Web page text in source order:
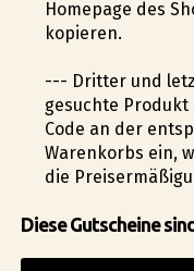
Homepage des
kopieren.
--- Dritter und
gesuchte Produkt
Code an der
Warenkorbs ein,
die
Diese Gutscheine